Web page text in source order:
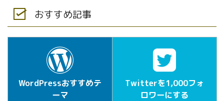
おすすめ記事
WordPressおすすめテ
ーマ
Twitterを1,000フォ
ロワーにする